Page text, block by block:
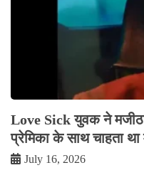
Love Sick युवक ने
प्रेमिका के साथ चाहता था
July 16, 2026